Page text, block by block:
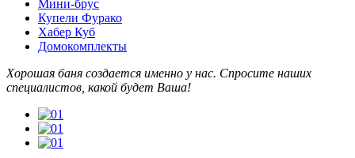
Мини-брус
Купели Фурако
Хабер Куб
Домокомплекты
Хорошая баня создается именно у нас. Спросите наших
специалистов , какой будет Ваша!